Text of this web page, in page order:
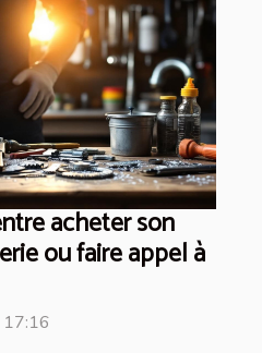
acheter son
ou faire appel à